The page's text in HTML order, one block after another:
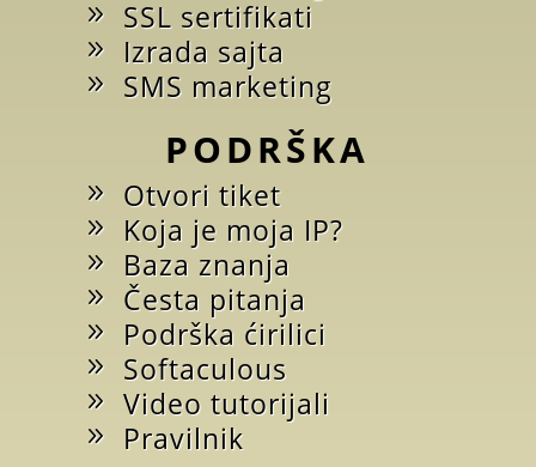
SSL sertifikati
Izrada sajta
SMS marketing
PODRŠKA
Otvori tiket
Koja je moja IP?
Baza znanja
Česta pitanja
Podrška ćirilici
Softaculous
Video tutorijali
Pravilnik